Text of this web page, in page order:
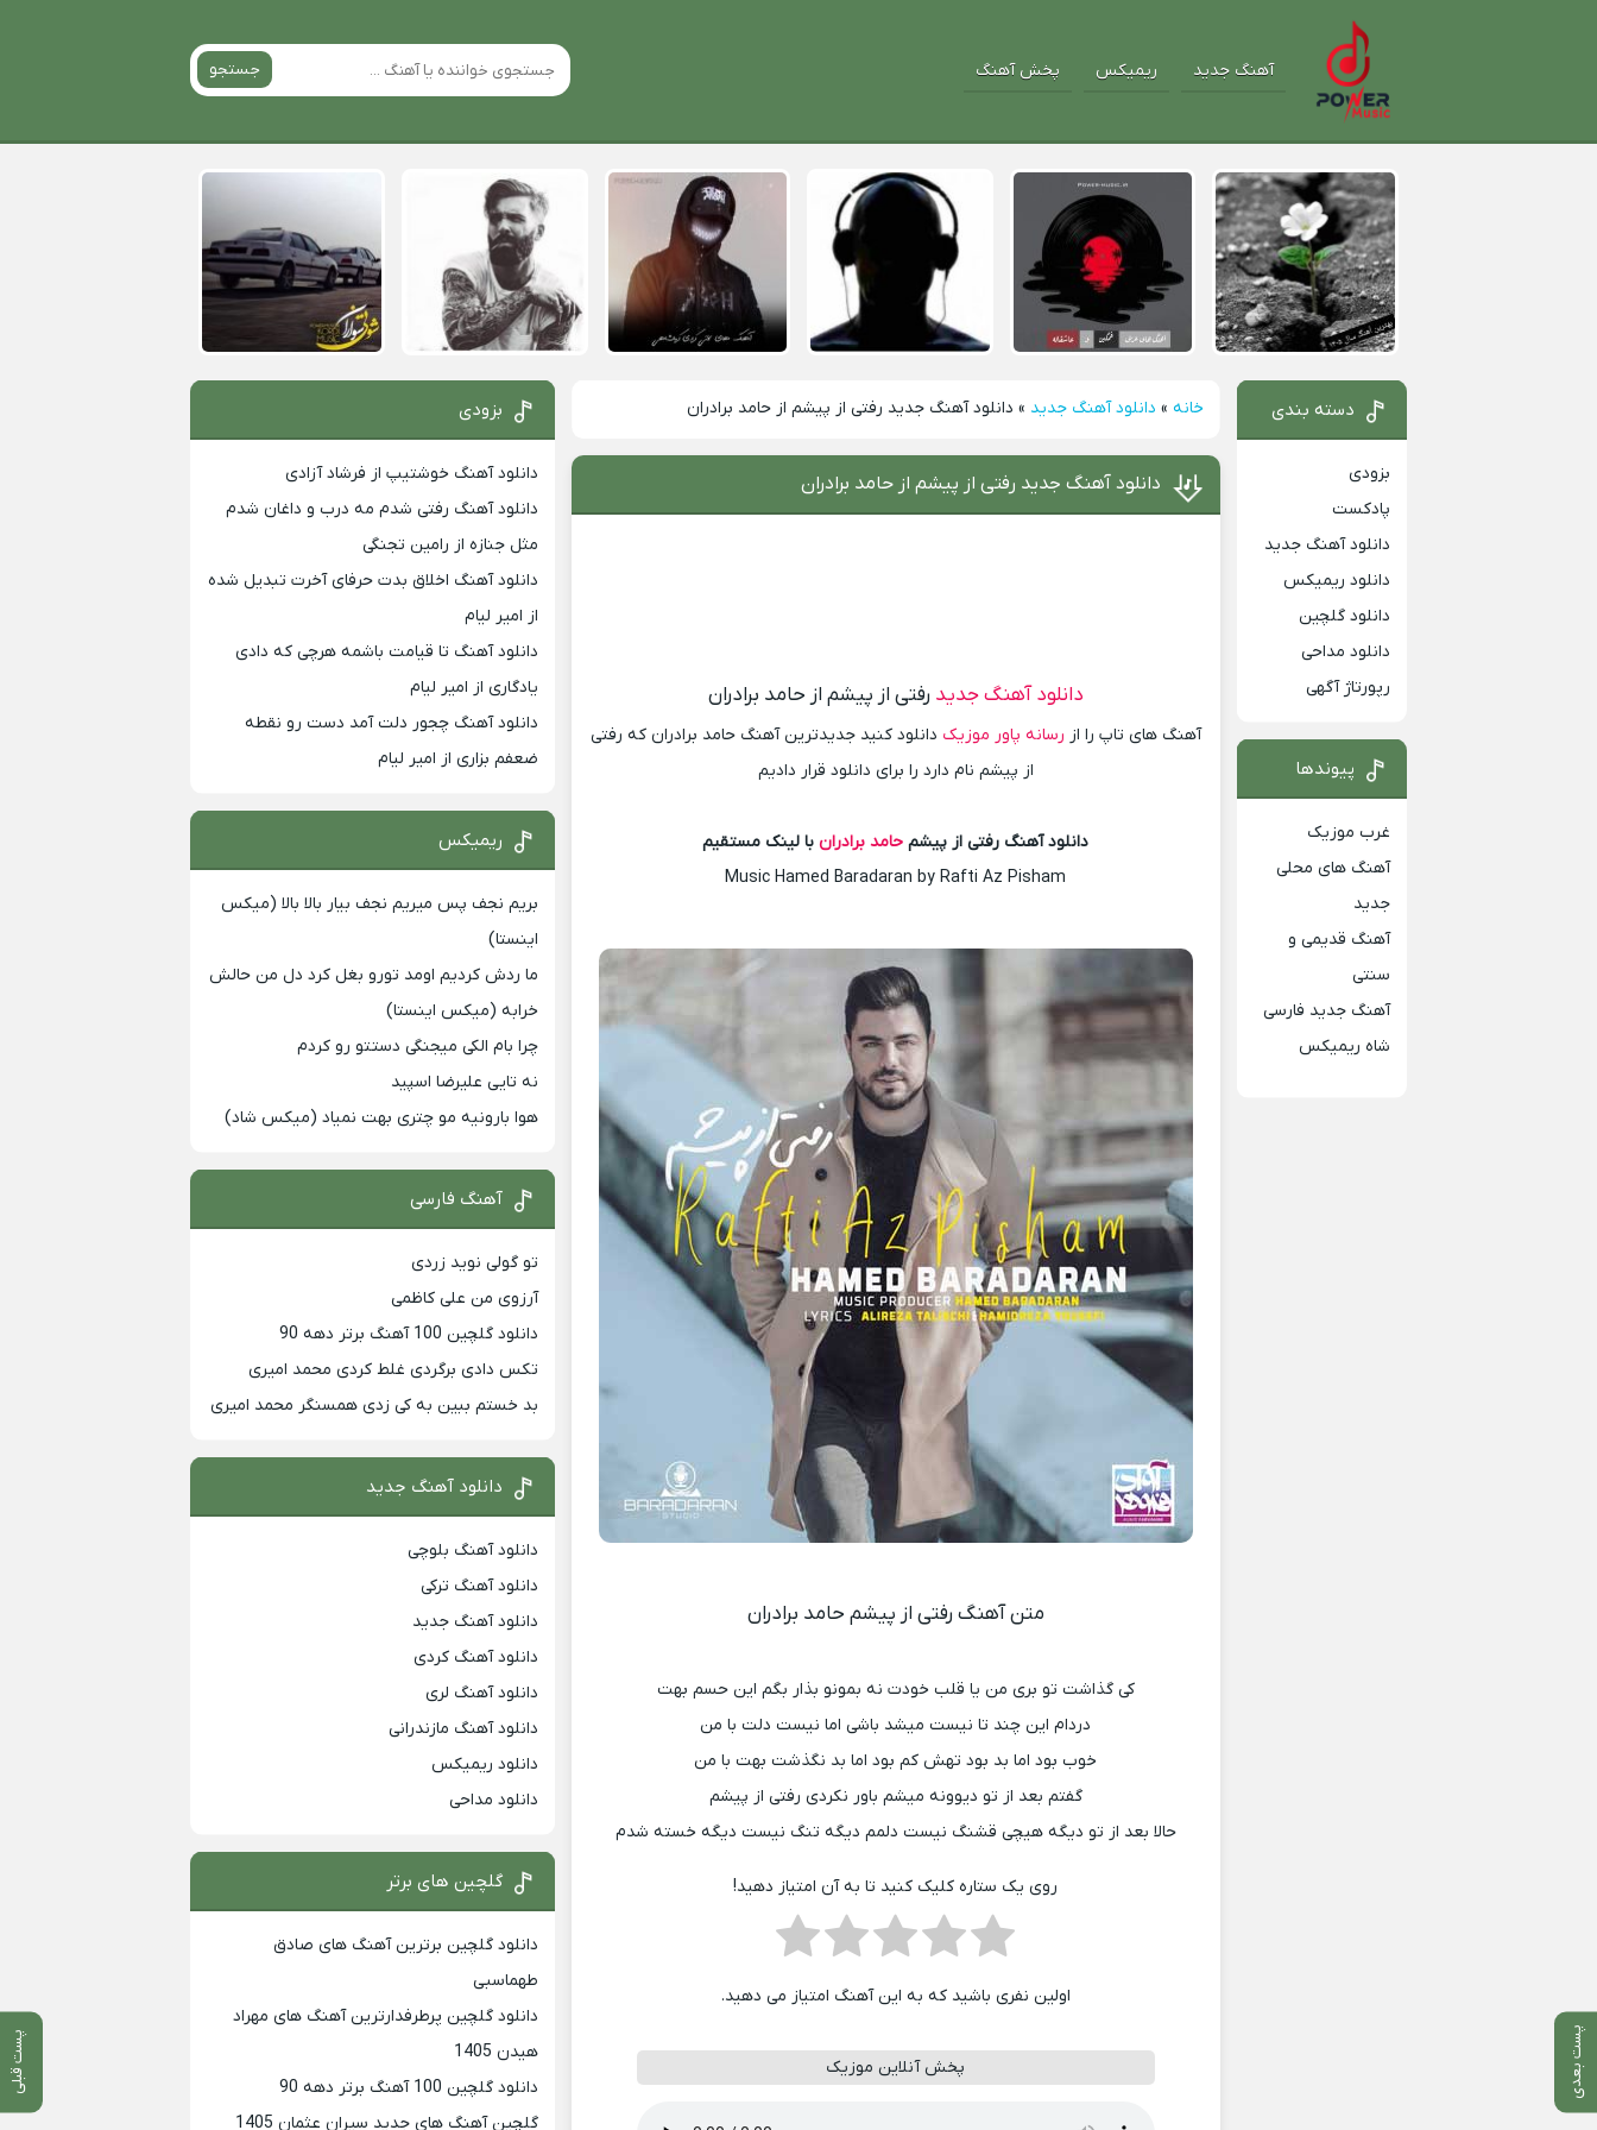
آهنگ جدید ریمیکس پخش آهنگ جستجو
خانه » دانلود آهنگ جدید » دانلود آهنگ جدید رفتی از پیشم از حامد برادران
پست بعدی پست قبلی
دانلود آهنگ جدید رفتی از پیشم از حامد برادران
دانلود آهنگ جدید رفتی از پیشم از حامد برادران
آهنگ های تاپ را از رسانه پاور موزیک دانلود کنید جدیدترین آهنگ حامد برادران که رفتی
از پیشم نام دارد را برای دانلود قرار دادیم
دانلود آهنگ رفتی از پیشم حامد برادران با لینک مستقیم
Music Hamed Baradaran by Rafti Az Pisham
متن آهنگ رفتی از پیشم حامد برادران
کی گذاشت تو بری من یا قلب خودت نه بمونو بذار بگم این حسم بهت
دردام این چند تا نیست میشد باشی اما نیست دلت با من
خوب بود اما بد بود تهش کم بود اما بد نگذشت بهت با من
گفتم بعد از تو دیوونه میشم باور نکردی رفتی از پیشم
حالا بعد از تو دیگه هیچی قشنگ نیست دلمم دیگه تنگ نیست دیگه خسته شدم
روی یک ستاره کلیک کنید تا به آن امتیاز دهید!
اولین نفری باشید که به این آهنگ امتیاز می دهید.
پخش آنلاین موزیک
دسته بندی
بزودی
پادکست
دانلود آهنگ جدید
دانلود ریمیکس
دانلود گلچین
دانلود مداحی
رپورتاژ آگهی
پیوندها
غرب موزیک
آهنگ های محلی
جدید
آهنگ قدیمی و
سنتی
آهنگ جدید فارسی
شاه ریمیکس
بزودی
دانلود آهنگ خوشتیپ از فرشاد آزادی
دانلود آهنگ رفتی شدم مه درب و داغان شدم
مثل جنازه از رامین تجنگی
دانلود آهنگ اخلاق بدت حرفای آخرت تبدیل شده
از امیر لیام
دانلود آهنگ تا قیامت باشمه هرچی که دادی
یادگاری از امیر لیام
دانلود آهنگ چجور دلت آمد دست رو نقطه
ضعفم بزاری از امیر لیام
ریمیکس
بریم نجف پس میریم نجف بیار بالا بالا (میکس
اینستا)
ما ردش کردیم اومد تورو بغل کرد دل من حالش
خرابه (میکس اینستا)
چرا بام الکی میجنگی دستتو رو کردم
نه تایی علیرضا اسپید
هوا بارونیه مو چتری بهت نمیاد (میکس شاد)
آهنگ فارسی
تو گولی نوید زردی
آرزوی من علی کاظمی
دانلود گلچین 100 آهنگ برتر دهه 90
تکس دادی برگردی غلط کردی محمد امیری
بد خستم ببین به کی زدی همسنگر محمد امیری
دانلود آهنگ جدید
دانلود آهنگ بلوچی
دانلود آهنگ ترکی
دانلود آهنگ جدید
دانلود آهنگ کردی
دانلود آهنگ لری
دانلود آهنگ مازندرانی
دانلود ریمیکس
دانلود مداحی
گلچین های برتر
دانلود گلچین برترین آهنگ های صادق
طهماسبی
دانلود گلچین پرطرفدارترین آهنگ های مهراد
هیدن 1405
دانلود گلچین 100 آهنگ برتر دهه 90
گلچین آهنگ های جدید سیران عثمان 1405